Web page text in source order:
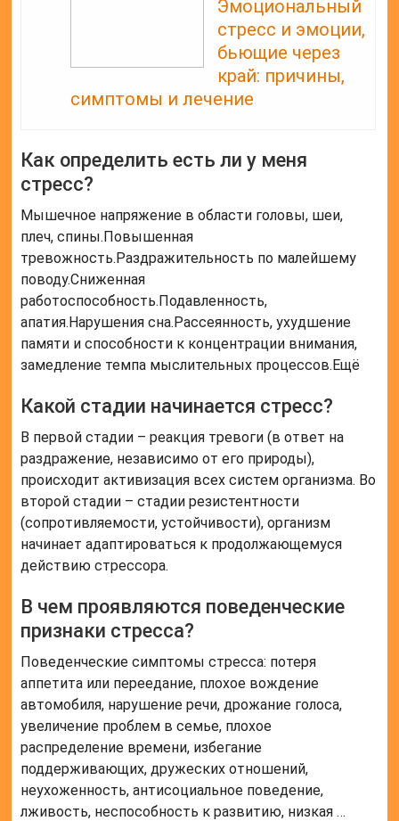
Эмоциональный
стресс и эмоции,
бьющие через
край: причины,
симптомы и лечение
Как определить есть ли у меня
стресс?
Мышечное напряжение в области головы, шеи,
плеч, спины.Повышенная
тревожность.Раздражительность по малейшему
поводу.Сниженная
работоспособность.Подавленность,
апатия.Нарушения сна.Рассеянность, ухудшение
памяти и способности к концентрации внимания,
замедление темпа мыслительных процессов.Ещё
Какой стадии начинается стресс?
В первой стадии – реакция тревоги (в ответ на
раздражение, независимо от его природы),
происходит активизация всех систем организма. Во
второй стадии – стадии резистентности
(сопротивляемости, устойчивости), организм
начинает адаптироваться к продолжающемуся
действию стрессора.
В чем проявляются поведенческие
признаки стресса?
Поведенческие симптомы стресса: потеря
аппетита или переедание, плохое вождение
автомобиля, нарушение речи, дрожание голоса,
увеличение проблем в семье, плохое
распределение времени, избегание
поддерживающих, дружеских отношений,
неухоженность, антисоциальное поведение,
лживость, неспособность к развитию, низкая …